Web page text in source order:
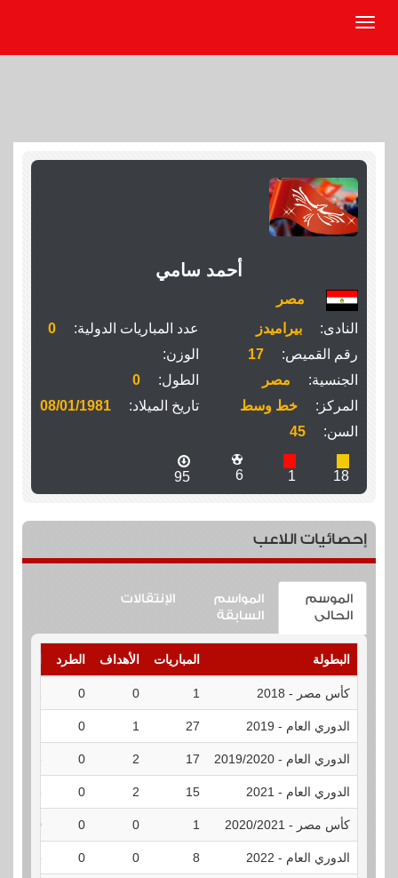
أحمد سامي
مصر
النادى:
بيراميدز عدد المباريات الدولية:
0
رقم القميص:
17
الوزن:
الجنسية:
مصر الطول:
0
المركز:
خط وسط تاريخ الميلاد:
08/01/1981
السن:
45
18
1
6
95
إحصائيات اللاعب
الموسم
الحالى
المواسم
السابقة
الإنتقالات
البطولة المباريات الأهداف الطرد
كأس مصر - 2018 1
0
0
الدوري العام - 2019 27
1
0
الدوري العام - 2019/2020 17
2
0
الدوري العام - 2021 15
2
0
كأس مصر - 2020/2021 1
0
0
0
الدوري العام - 2022 8
0
0